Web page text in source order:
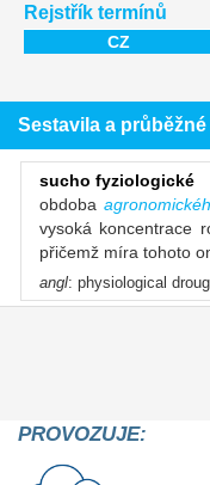
Rejstřík termínů
CZ
Sestavila a
sucho fyziologické
obdoba
vysoká koncentrace
přičemž míra tohoto
angl: physiological
PROVOZUJE: